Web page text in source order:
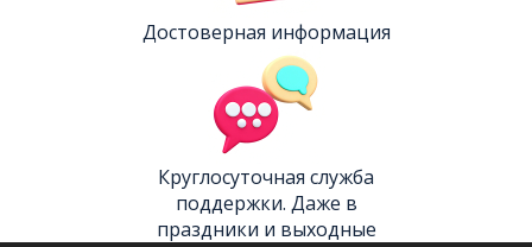
Достоверная информация
Круглосуточная служба
поддержки. Даже в
праздники и выходные